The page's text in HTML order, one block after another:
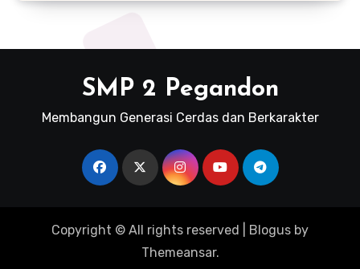
SMP 2 Pegandon
Membangun Generasi Cerdas dan Berkarakter
Copyright © All rights reserved Blogus by
Themeansar.